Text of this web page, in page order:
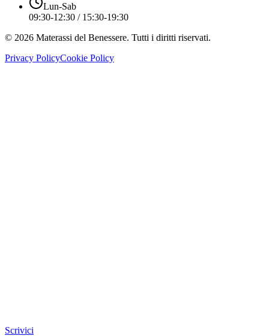
Lun-Sab
09:30-12:30 / 15:30-19:30
© 2026 Materassi del Benessere. Tutti i diritti riservati.
Privacy PolicyCookie Policy
Scrivici